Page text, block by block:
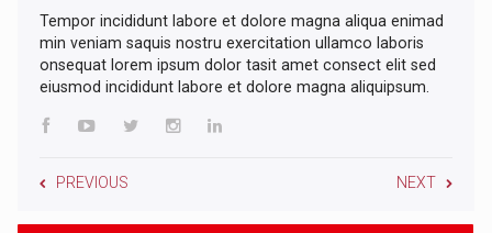
Tempor incididunt labore et dolore magna aliqua enimad
min veniam saquis nostru exercitation ullamco laboris
onsequat lorem ipsum dolor tasit amet consect elit sed
eiusmod incididunt labore et dolore magna aliquipsum.
PREVIOUS NEXT